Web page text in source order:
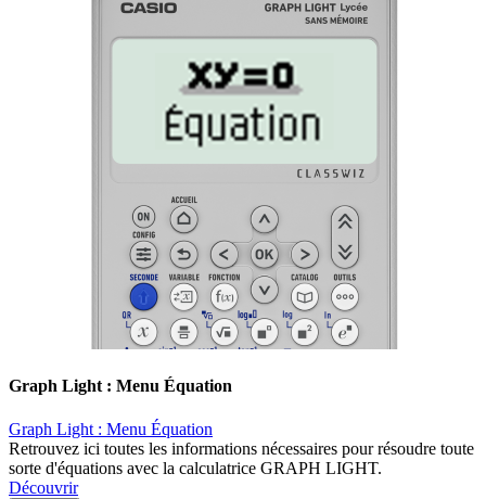
Graph Light : Menu Équation
Graph Light : Menu Équation
Retrouvez ici toutes les informations nécessaires pour résoudre toute
sorte d'équations avec la calculatrice GRAPH LIGHT.
Découvrir